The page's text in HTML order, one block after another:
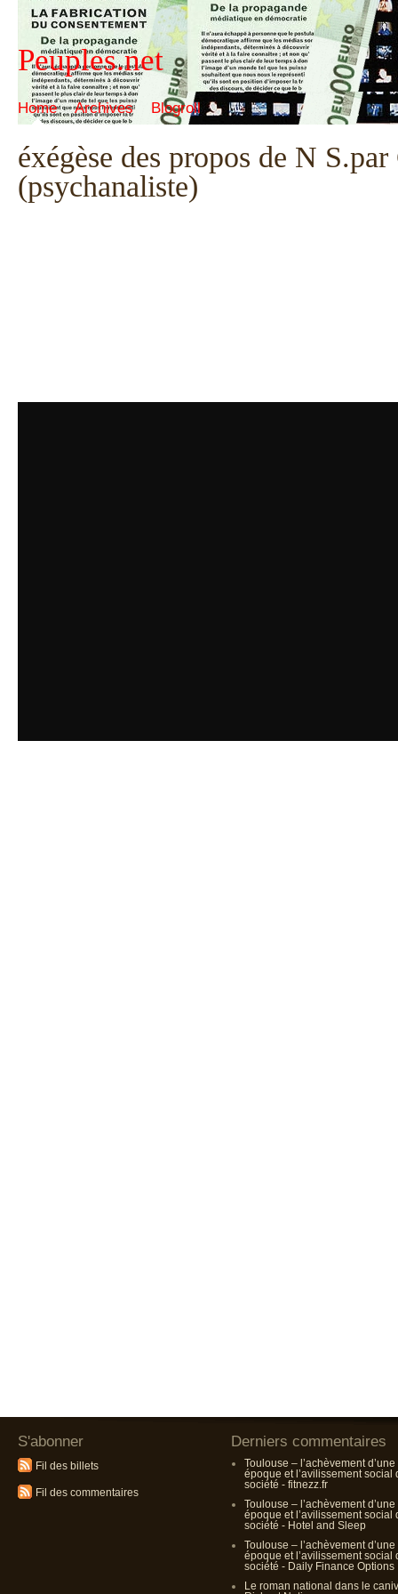
Peuples.net
Home Archives Blogroll
éxégèse des propos de N
(psychanaliste)
S'abonner
Fil des billets
Fil des commentaires
Derniers commentaires
Toulouse – l’achèvement d’une
époque et l’avilissement social
société - fitnezz.fr
Toulouse – l’achèvement d’une
époque et l’avilissement social
société - Hotel and Sleep
Toulouse – l’achèvement d’une
époque et l’avilissement social
société - Daily Finance Options
Le roman national dans le